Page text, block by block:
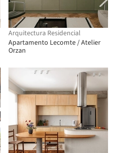
Arquitectura Residencial
Apartamento Lecomte / Atelier
Orzan